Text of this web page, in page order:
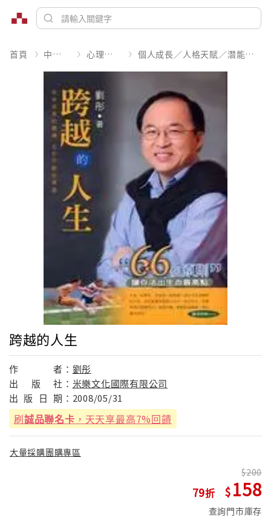
首頁 中文書 心理勵志 個人成長／人格天賦／潛能開發
跨越的人生
作 者： 劉彤
出
版 社： 米樂文化國際有限公司
出 版 日 期： 2008/05/31
刷誠品聯名卡 ，天天享最高7%回饋
大量採購團購專區
79
200
158
查詢門市庫存